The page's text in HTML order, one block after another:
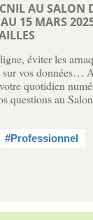
AU SALON
15 MARS
éviter les
sur vos données…
quotidien
questions au
#Professionnel